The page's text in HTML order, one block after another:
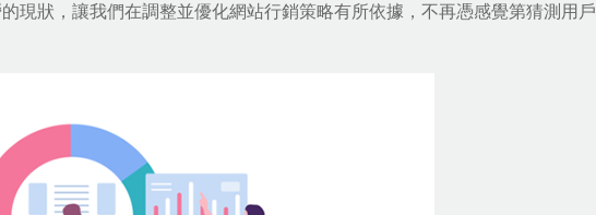
現狀，讓我們在調整並優化網站行銷策略有所依據，不再憑感覺第猜測用戶